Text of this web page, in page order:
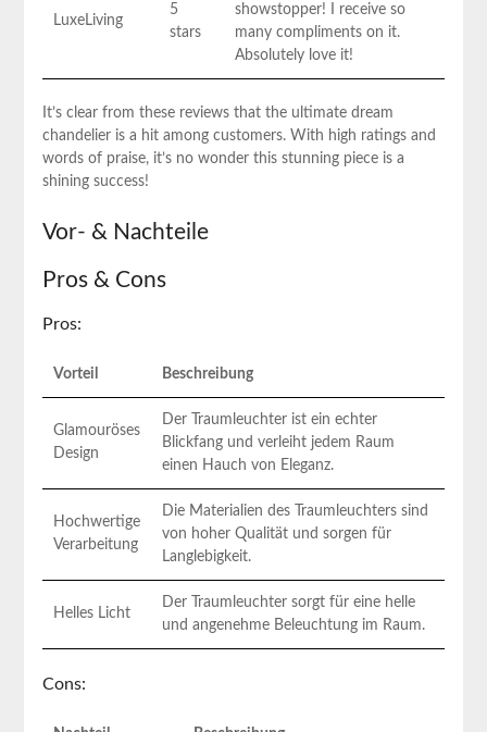
LuxeLiving
5
⁢stars
showstopper! I receive so
many compliments on it.
‍Absolutely love it!
It’s clear from‌ these reviews that the ultimate dream
chandelier is a hit among customers. With high ratings and
words of praise, it’s ⁣no wonder this stunning piece is a
‍shining success!
Vor- & ‍Nachteile
Pros & Cons
Pros:
Vorteil Beschreibung
Glamouröses
Design
Der Traumleuchter ist ein echter
Blickfang und verleiht jedem Raum
einen Hauch von Eleganz.
Hochwertige
Verarbeitung
Die Materialien des Traumleuchters⁢ sind
von hoher Qualität und sorgen für
Langlebigkeit.
Helles Licht
Der Traumleuchter sorgt für eine⁣ helle
und angenehme Beleuchtung im Raum.
Cons: